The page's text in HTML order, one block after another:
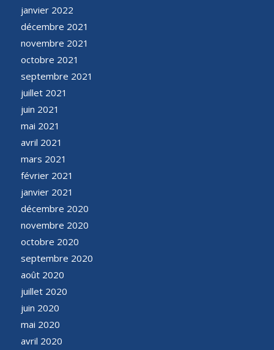
janvier 2022
décembre 2021
novembre 2021
octobre 2021
septembre 2021
juillet 2021
juin 2021
mai 2021
avril 2021
mars 2021
février 2021
janvier 2021
décembre 2020
novembre 2020
octobre 2020
septembre 2020
août 2020
juillet 2020
juin 2020
mai 2020
avril 2020